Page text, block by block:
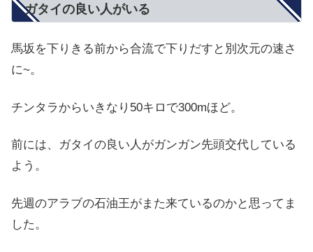
ガタイの良い人がいる
馬坂を下りきる前から合流で下りだすと別次元の速さ
に~。
チンタラからいきなり50キロで300mほど。
前には、ガタイの良い人がガンガン先頭交代している
よう。
先週のアラブの石油王がまた来ているのかと思ってま
した。